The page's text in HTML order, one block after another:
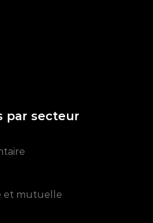
par secteur
et mutuelle